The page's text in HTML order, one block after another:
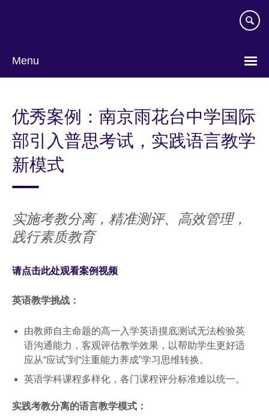
Menu
language
优秀案例：南京雨花台中学国际
部引入普思考试，实践语言教学
新模式
实施考教分离，精准测评、高效管理，
践行素质教育
请点击此处观看案例视频
英语教学挑战：
由教师自主命题的高一入学英语摸底测试无法检验英
语沟通能力，客观评估教学效果，以帮助学生更好适
应从“应试”到“注重能力养成”学习思维转换。
英语学科课程多样化，各门课程评分标准难以统一。
实践考教分离的语言教学模式：